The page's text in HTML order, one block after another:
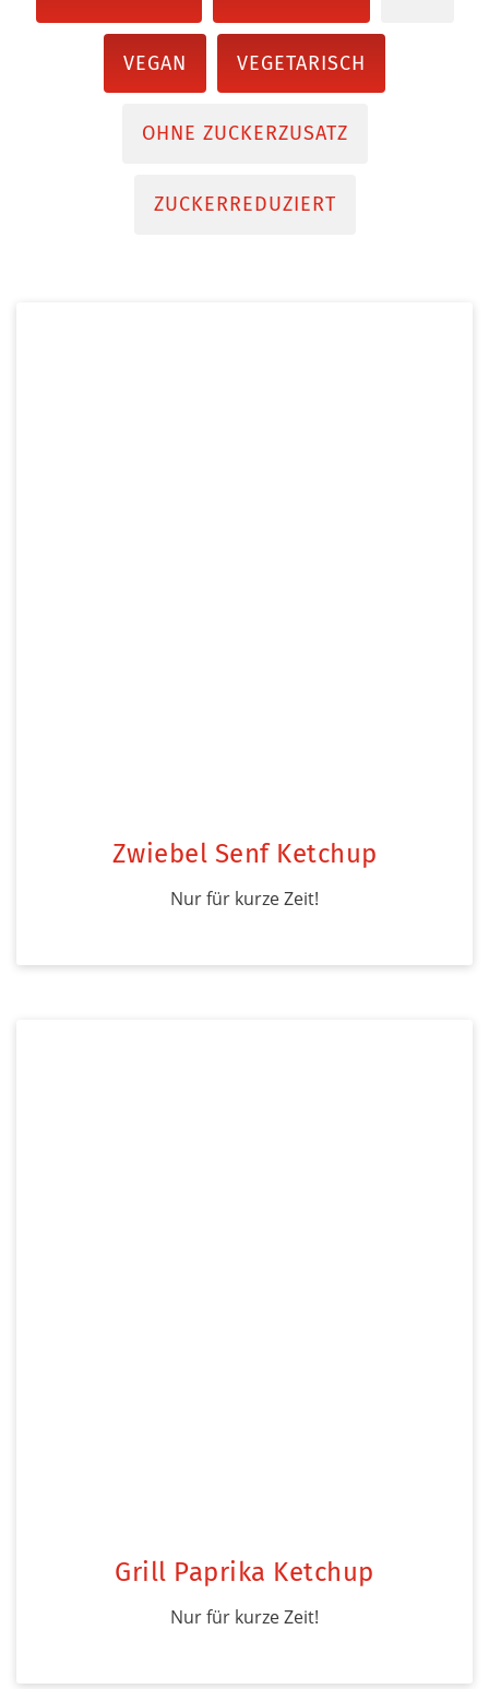
VEGAN VEGETARISCH
OHNE ZUCKERZUSATZ
ZUCKERREDUZIERT
Zwiebel Senf Ketchup
Nur für kurze Zeit!
Grill Paprika Ketchup
Nur für kurze Zeit!